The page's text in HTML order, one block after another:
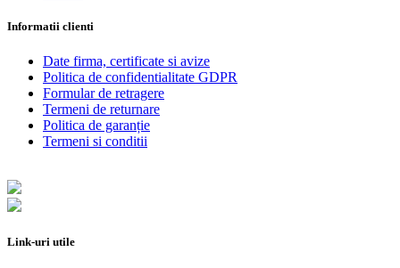
Informatii clienti
Date firma, certificate si avize
Politica de confidentialitate GDPR
Formular de retragere
Termeni de returnare
Politica de garanție
Termeni si conditii
Link-uri utile